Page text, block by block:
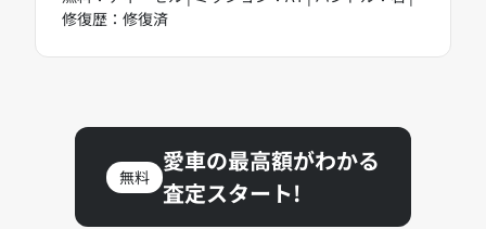
修復歴：修復済
無料
愛車の最高額がわかる
査定スタート!